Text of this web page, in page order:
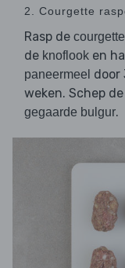
2. Courgette
Rasp de courgette
de knoflook en
paneermeel door
weken. Schep de
gegaarde bulgur.